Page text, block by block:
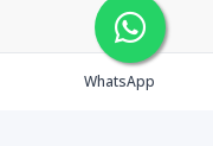
WhatsApp